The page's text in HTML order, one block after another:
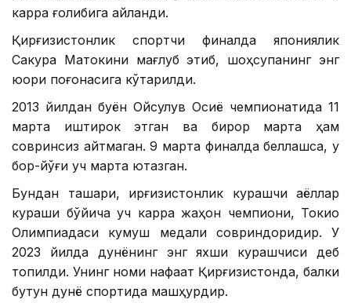
карра ғолибига айланди.
Қирғизистонлик спортчи финалда япониялик
Сакура Матокини мағлуб этиб, шоҳсупанинг энг
юқори поғонасига кўтарилди.
2013 йилдан буён Ойсулув Осиё чемпионатида 11
марта иштирок этган ва бирор марта ҳам
совринсиз қайтмаган. 9 марта финалда беллашса, у
бор-йўғи уч марта ютқазган.
Бундан ташқари, қирғизистонлик курашчи аёллар
кураши бўйича уч карра жаҳон чемпиони, Токио
Олимпиадаси кумуш медали совриндоридир. У
2023 йилда дунёнинг энг яхши курашчиси деб
топилди. Унинг номи нафақат Қирғизистонда, балки
бутун дунё спортида машҳурдир.